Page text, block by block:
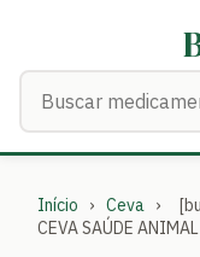
Início › Ceva ›
CEVA SAÚDE